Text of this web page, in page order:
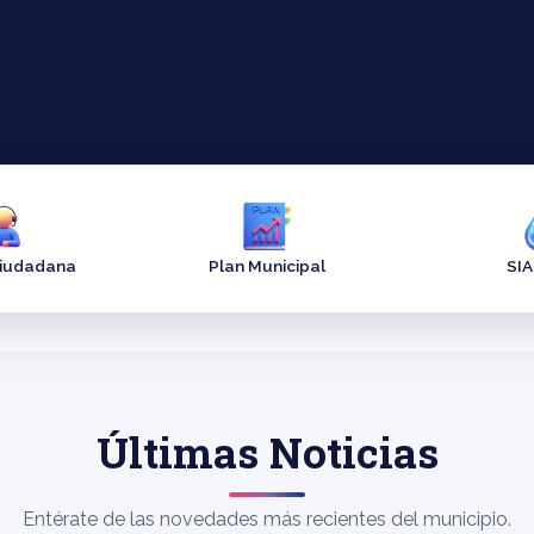
Plan Municipal
Últimas Noticias
Entérate de las novedades más recientes del municipio.